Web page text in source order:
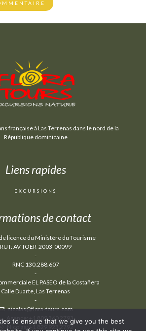
française à Las Terrenas dans le nord de la
République dominicaine
Liens rapides
EXCURSIONS
de contact
licence du Ministère du Tourisme
RUT: AV-TOER-2003-00099
-
RNC 130.288.607
-
EL PASEO de la Costañera
Calle Duarte, Las Terrenas
-
nicolas@flora-tours.com
Agence: +1 809 360 2793
Nicolas: +1 829 923 2792
to ensure that we give you the best